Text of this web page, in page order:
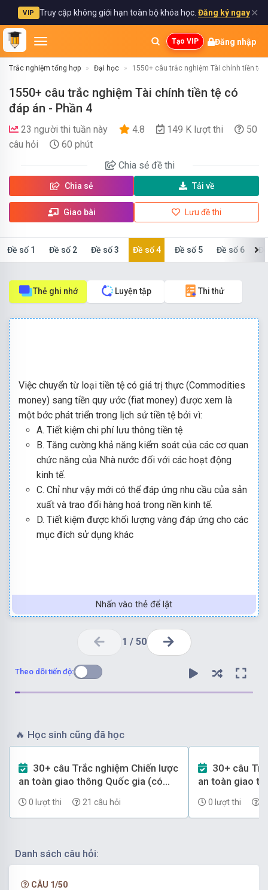
VIP Truy cập không giới hạn toàn bộ khóa học. Đăng ký ngay✕
Tạo VIP Đăng nhập
Trắc nghiệm tổng hợp Đại học 1550+ câu trắc nghiệm Tài chính tiền tệ
1550+ câu trắc nghiệm Tài chính tiền tệ có
đáp án - Phần 4
23 người thi tuần này 4.8 149 K lượt thi
50
câu hỏi
60 phút
Chia sẻ đề thi
Chia sẻ
Giao bài
Tải về
Lưu đề thi
Đề số 1 Đề số 2 Đề số 3 Đề số 4 Đề số 5 Đề số 6
Thẻ ghi nhớ Luyện tập Thi thử
Việc chuyển từ loại tiền tệ có giá trị thực (Commodities
money) sang tiền quy ước (fiat money) được xem là
một bớc phát triển trong lịch sử tiền tệ bởi vì:
A. Tiết kiệm chi phí lưu thông tiền tệ
B. Tăng cường khả năng kiểm soát của các cơ quan
chức năng của Nhà nước đối với các hoạt động
kinh tế.
C. Chỉ như vậy mới có thể đáp ứng nhu cầu của sản
xuất và trao đổi hàng hoá trong nền kinh tế.
D. Tiết kiệm được khối lượng vàng đáp ứng cho các
mục đích sử dụng khác
Nhấn vào thẻ để lật
Chọn đáp án C
Theo dõi tiến độ:
1 / 50
🔥 Học sinh cũng đã học
an toàn giao thông Quốc gia (có
0 lượt thi 21 câu hỏi
an toàn giao
0 lượt thi
Danh sách câu hỏi:
CÂU 1/50